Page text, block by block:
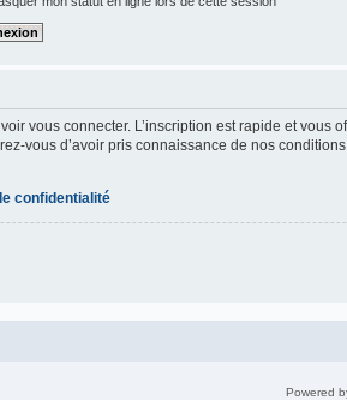
vous connecter. L’inscription est rapide et
vous d’avoir pris connaissance de nos
confidentialité
Powered